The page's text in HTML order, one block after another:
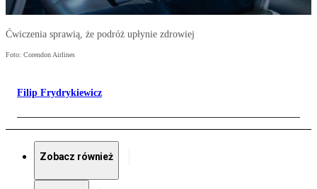
Ćwiczenia sprawią, że podróż upłynie zdrowiej
Foto: Corendon Airlines
Filip Frydrykiewicz
Zobacz również